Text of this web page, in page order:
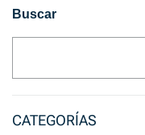
Buscar
CATEGORÍAS